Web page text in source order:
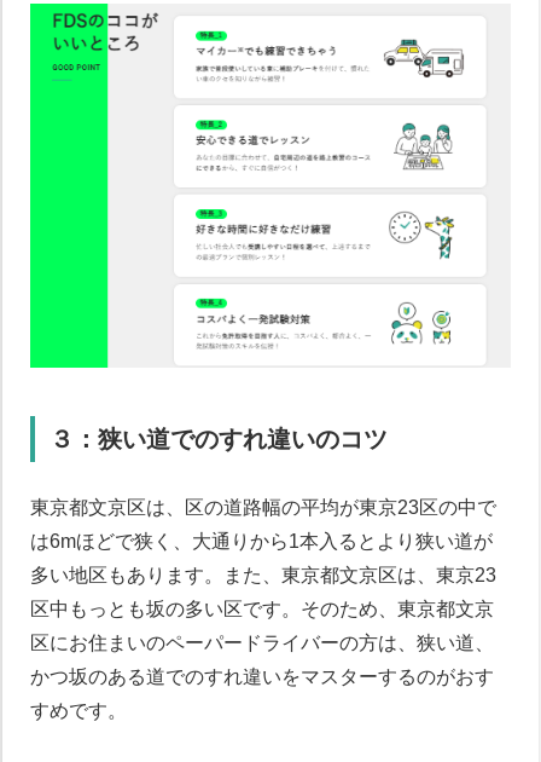
３：狭い道でのすれ違いのコツ
東京都文京区は、区の道路幅の平均が東京23区の中で
は6mほどで狭く、大通りから1本入るとより狭い道が
多い地区もあります。また、東京都文京区は、東京23
区中もっとも坂の多い区です。そのため、東京都文京
区にお住まいのペーパードライバーの方は、狭い道、
かつ坂のある道でのすれ違いをマスターするのがおす
すめです。